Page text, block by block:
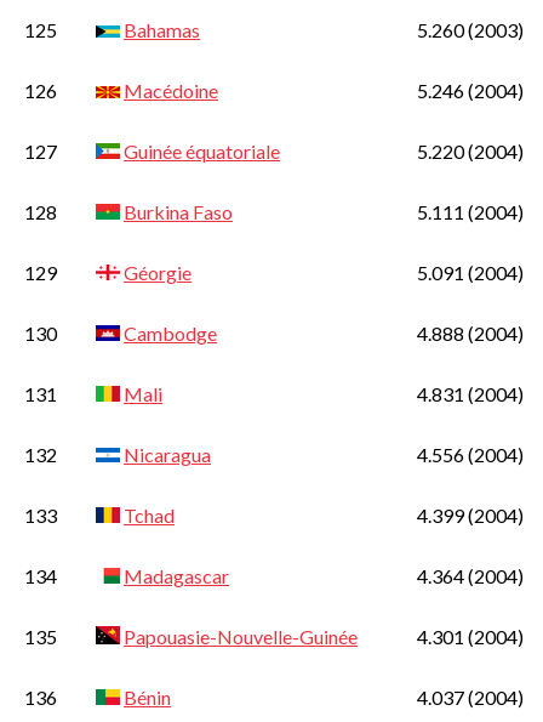
125 Bahamas 5.260(2003)
126 Macédoine 5.246(2004)
127 Guinée équatoriale 5.220(2004)
128 Burkina Faso 5.111 (2004)
129 Géorgie 5.091 (2004)
130 Cambodge 4.888 (2004)
131 Mali 4.831 (2004)
132 Nicaragua 4.556(2004)
133 Tchad 4.399(2004)
134 Madagascar 4.364(2004)
135 Papouasie-Nouvelle-Guinée 4.301 (2004)
136 Bénin 4.037(2004)